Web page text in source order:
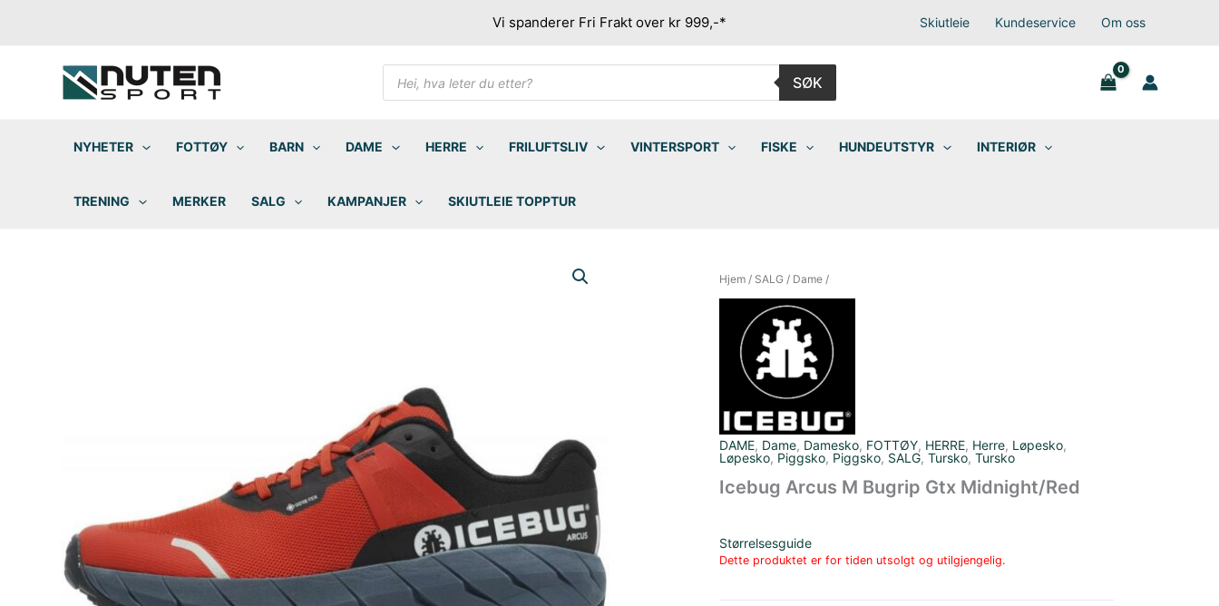
Vi spanderer Fri Frakt over kr 999,-* Skiutleie Kundeservice Om oss
Products
search
SØK
NYHETER FOTTØY BARN DAME HERRE FRILUFTSLIV VINTERSPORT FISKE HUNDEUTSTYR INTERIØR
TRENING MERKER SALG KAMPANJER SKIUTLEIE TOPPTUR
Hjem/ SALG / Dame/
DAME, Dame, Damesko, FOTTØY, HERRE, Herre, Løpesko,
Løpesko, Piggsko, Piggsko, SALG, Tursko, Tursko
Icebug Arcus M Bugrip Gtx Midnight/Red
Størrelsesguide
Dette produktet er for tiden utsolgt og utilgjengelig.